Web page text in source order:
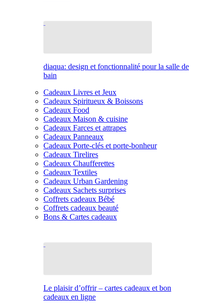
diaqua: design et fonctionnalité pour la salle de
bain
Cadeaux Livres et Jeux
Cadeaux Spiritueux & Boissons
Cadeaux Food
Cadeaux Maison & cuisine
Cadeaux Farces et attrapes
Cadeaux Panneaux
Cadeaux Porte-clés et porte-bonheur
Cadeaux Tirelires
Cadeaux Chaufferettes
Cadeaux Textiles
Cadeaux Urban Gardening
Cadeaux Sachets surprises
Coffrets cadeaux Bébé
Coffrets cadeaux beauté
Bons & Cartes cadeaux
Le plaisir d’offrir – cartes cadeaux et bon
cadeaux en ligne